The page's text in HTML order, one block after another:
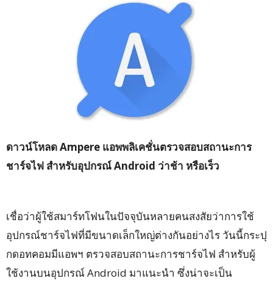
ดาวน์โหลด Ampere แอพพลิเคชั่นตรวจสอบสถานะการ
ชาร์จไฟ สำหรับอุปกรณ์ Android ว่าช้า หรือเร็ว
เชื่อว่าผู้ใช้สมาร์ทโฟนในปัจจุบันหลายคนสงสัยว่าการใช้
อุปกรณ์ชาร์จไฟที่มีขนาดเล็กใหญ่ต่างกันอย่างไร วันนี้กระปุ
กดอทคอมมีแอพฯ ตรวจสอบสถานะการชาร์จไฟ สำหรับผู้
ใช้งานบนอุปกรณ์ Android มาแนะนำ ซึ่งน่าจะเป็น